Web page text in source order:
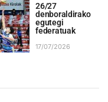
26/27
denboraldirako
egutegi
federatuak
17/07/2026